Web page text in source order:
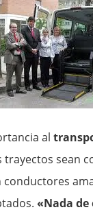
al
trayectos sean
«Nada de